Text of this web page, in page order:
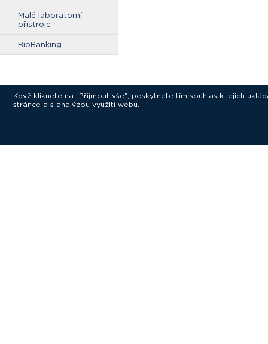
Malé laboratorní
přístroje
BioBanking
Když kliknete na “Přijmout vše”, poskytnete tím souhlas k jejich
stránce a s analýzou využití webu.